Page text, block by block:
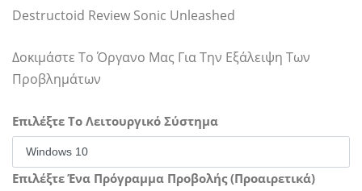
Destructoid Review Sonic Unleashed
Δοκιμάστε Το Όργανο Μας Για Την Εξάλειψη Των
Προβλημάτων
Επιλέξτε Το Λειτουργικό Σύστημα
Επιλέξτε Ένα Πρόγραμμα Προβολής (Προαιρετικά)